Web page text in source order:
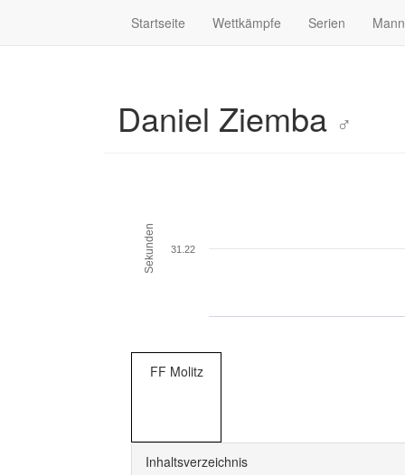
Startseite Wettkämpfe Serien
Daniel Ziemba ♂
Sekunden 31.22
FF Molitz
Inhaltsverzeichnis